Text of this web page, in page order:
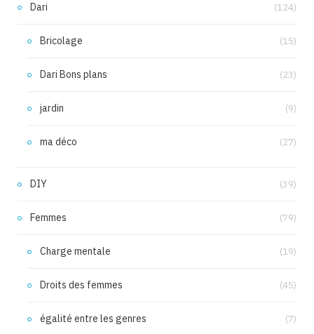
Dari (124)
Bricolage (15)
Dari Bons plans (23)
jardin (9)
ma déco (27)
DIY (39)
Femmes (79)
Charge mentale (19)
Droits des femmes (45)
égalité entre les genres (7)